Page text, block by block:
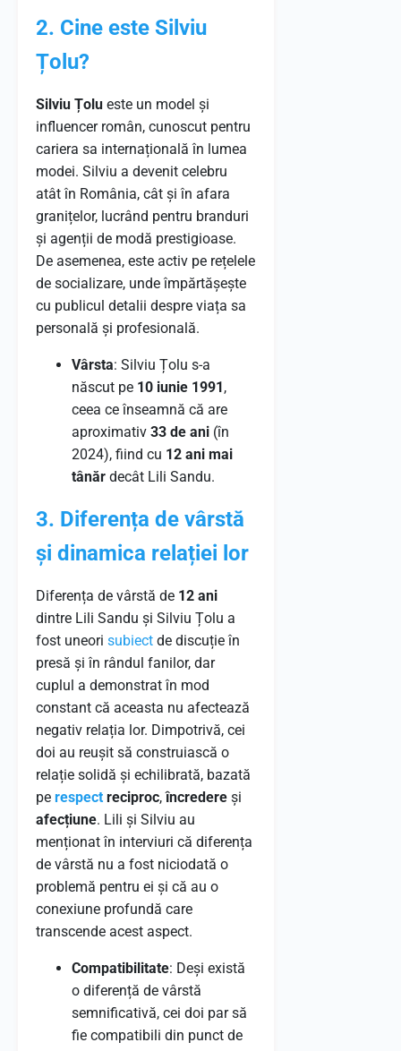
2. Cine este Silviu
Țolu?
Silviu Țolu este un model și
influencer român, cunoscut pentru
cariera sa internațională în lumea
modei. Silviu a devenit celebru
atât în România, cât și în afara
granițelor, lucrând pentru branduri
și agenții de modă prestigioase.
De asemenea, este activ pe rețelele
de socializare, unde împărtășește
cu publicul detalii despre viața sa
personală și profesională.
Vârsta: Silviu Țolu s-a
născut pe 10 iunie 1991,
ceea ce înseamnă că are
aproximativ 33 de ani (în
2024), fiind cu 12 ani mai
tânăr decât Lili Sandu.
3. Diferența de vârstă
și dinamica relației lor
Diferența de vârstă de 12 ani
dintre Lili Sandu și Silviu Țolu a
fost uneori subiect de discuție în
presă și în rândul fanilor, dar
cuplul a demonstrat în mod
constant că aceasta nu afectează
negativ relația lor. Dimpotrivă, cei
doi au reușit să construiască o
relație solidă și echilibrată, bazată
pe respect reciproc,încredere și
afecțiune. Lili și Silviu au
menționat în interviuri că diferența
de vârstă nu a fost niciodată o
problemă pentru ei și că au o
conexiune profundă care
transcende acest aspect.
Compatibilitate: Deși există
o diferență de vârstă
semnificativă, cei doi par să
fie compatibili din punct de